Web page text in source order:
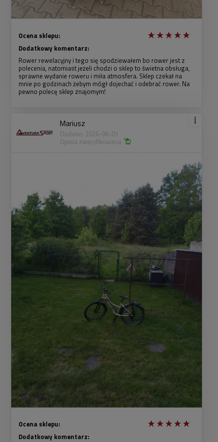
Ocena sklepu:
Dodatkowy komentarz:
Rower rewelacyjny i tego się spodziewałem bo rower jest z
polecenia, natomiast jeżeli chodzi o sklep to świetna obsługa,
sprawne wydanie roweru i miła atmosfera. Sklep czekał na
mnie po godzinach żebym mógł dojechać i odebrać rower. Na
pewno polecę sklep znajomym!
Mariusz
Dodano: 2026-06-01
Opinia zweryfikowana
Ocena sklepu:
Dodatkowy komentarz: